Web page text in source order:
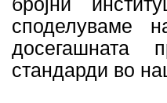
бројни
споделуваме
стандарди во